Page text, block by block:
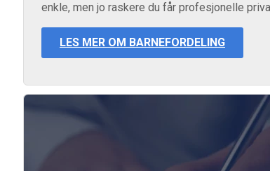
enkle, men jo raskere du får profesjonelle
LES MER OM BARNEFORDELING